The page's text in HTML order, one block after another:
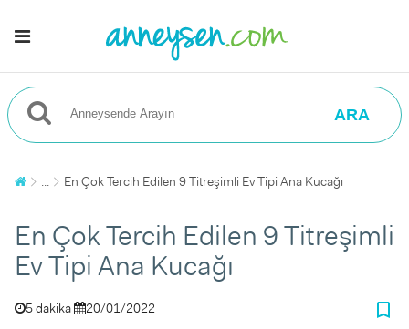
ARA
... En Çok Tercih Edilen 9 Titreşimli Ev Tipi Ana Kucağı
En Çok Tercih Edilen 9 Titreşimli
Ev Tipi Ana Kucağı
5 dakika 20/01/2022 bookmark_border